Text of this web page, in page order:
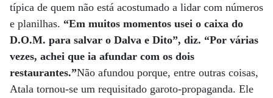
típica de quem não está acostumado a lidar com números
e planilhas. “Em muitos momentos usei o caixa do
D.O.M. para salvar o Dalva e Dito”, diz. “Por várias
vezes, achei que ia afundar com os dois
restaurantes.”Não afundou porque, entre outras coisas,
Atala tornou-se um requisitado garoto-propaganda. Ele